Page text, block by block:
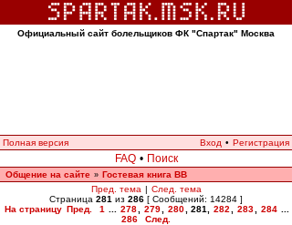
Официальный сайт болельщиков ФК "Спартак" Москва
Полная версия Вход • Регистрация
FAQ • Поиск
Общение на сайте » Гостевая книга ВВ
Пред. тема | След. тема
Страница 281 из 286 [ Сообщений: 14284 ]
На страницу Пред. 1 278 279 280 281 282 283 284
286
След.